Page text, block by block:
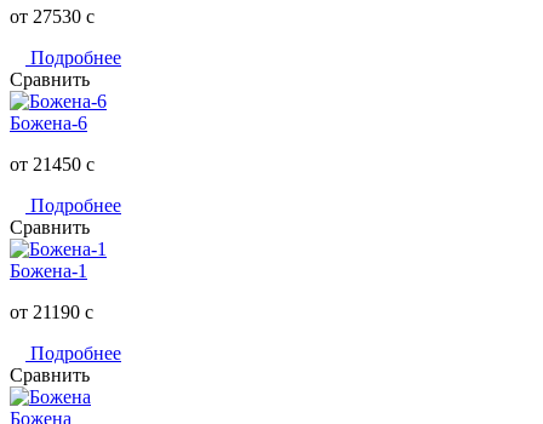
от 27530 c
Подробнее
Сравнить
Божена-6
от 21450 c
Подробнее
Сравнить
Божена-1
от 21190 c
Подробнее
Сравнить
Божена